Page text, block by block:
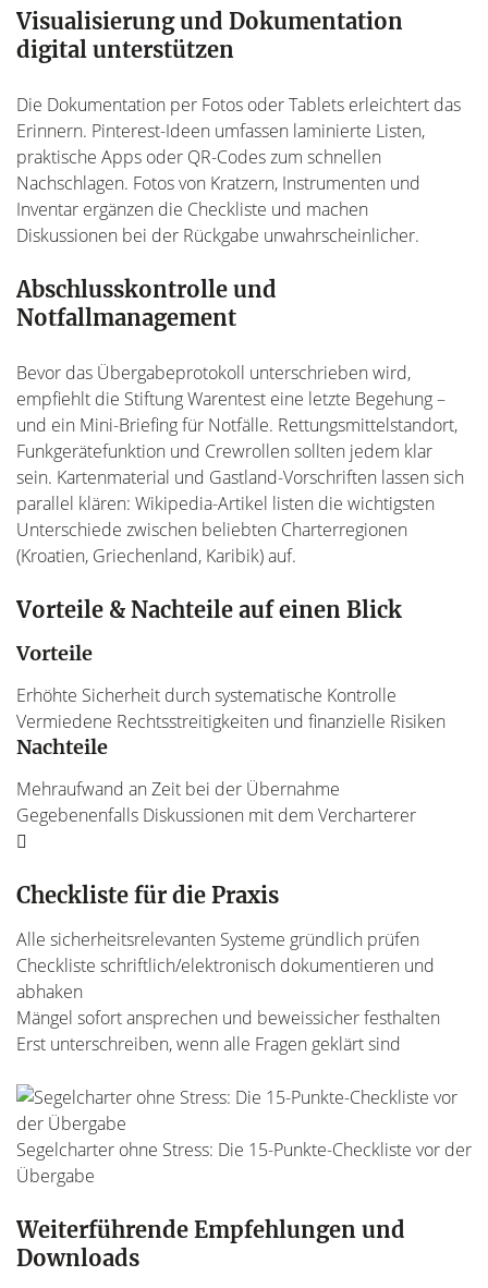
Visualisierung und Dokumentation
digital unterstützen
Die Dokumentation per Fotos oder Tablets erleichtert das
Erinnern. Pinterest-Ideen umfassen laminierte Listen,
praktische Apps oder QR-Codes zum schnellen
Nachschlagen. Fotos von Kratzern, Instrumenten und
Inventar ergänzen die Checkliste und machen
Diskussionen bei der Rückgabe unwahrscheinlicher.
Abschlusskontrolle und
Notfallmanagement
Bevor das Übergabeprotokoll unterschrieben wird,
empfiehlt die Stiftung Warentest eine letzte Begehung –
und ein Mini-Briefing für Notfälle. Rettungsmittelstandort,
Funkgerätefunktion und Crewrollen sollten jedem klar
sein. Kartenmaterial und Gastland-Vorschriften lassen sich
parallel klären: Wikipedia-Artikel listen die wichtigsten
Unterschiede zwischen beliebten Charterregionen
(Kroatien, Griechenland, Karibik) auf.
Vorteile & Nachteile auf einen Blick
Vorteile
Erhöhte Sicherheit durch systematische Kontrolle
Vermiedene Rechtsstreitigkeiten und finanzielle Risiken
Nachteile
Mehraufwand an Zeit bei der Übernahme
Gegebenenfalls Diskussionen mit dem Vercharterer
Checkliste für die Praxis
Alle sicherheitsrelevanten Systeme gründlich prüfen
Checkliste schriftlich/elektronisch dokumentieren und
abhaken
Mängel sofort ansprechen und beweissicher festhalten
Erst unterschreiben, wenn alle Fragen geklärt sind
Segelcharter ohne Stress: Die 15-Punkte-Checkliste vor der
Übergabe
Weiterführende Empfehlungen und
Downloads